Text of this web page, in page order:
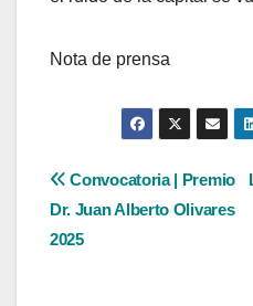
Nota de prensa
Navegación
de
Convocatoria | Premio
Dr. Juan Alberto Olivares
2025